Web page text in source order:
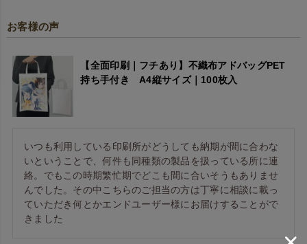
お客様の声
【全面印刷｜フチあり】不織布アドバッグPET
持ち手付き A4縦サイズ｜100枚入
いつも利用している印刷所がどうしても納期が間に合わな
いということで、何件も同種類の製品を扱っている所に連
絡。でもこの時期繁忙期でどこも間に合いそうもありませ
んでした。その中こちらのご担当の方は丁寧に相談に載っ
ていただき何とかエンドユーザー様にお届けすることがで